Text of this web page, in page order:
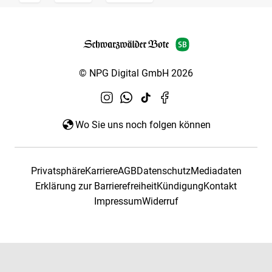
© NPG Digital GmbH 2026
Wo Sie uns noch folgen können
PrivatsphäreKarriereAGBDatenschutzMediadaten
Erklärung zur BarrierefreiheitKündigungKontakt
ImpressumWiderruf